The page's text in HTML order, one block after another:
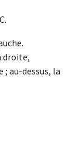
droite,
au-dessus, la